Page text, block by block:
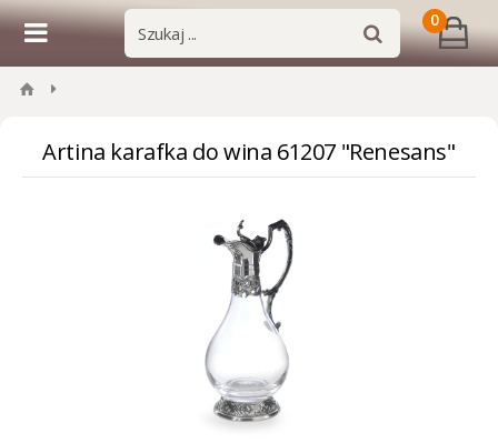
0
Artina karafka do wina 61207 "Renesans"